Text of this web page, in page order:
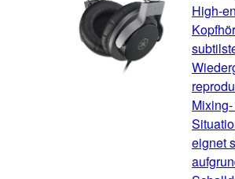
High-
eignet